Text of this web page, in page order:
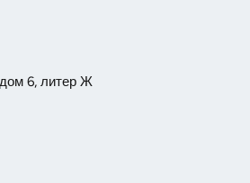
6, литер Ж